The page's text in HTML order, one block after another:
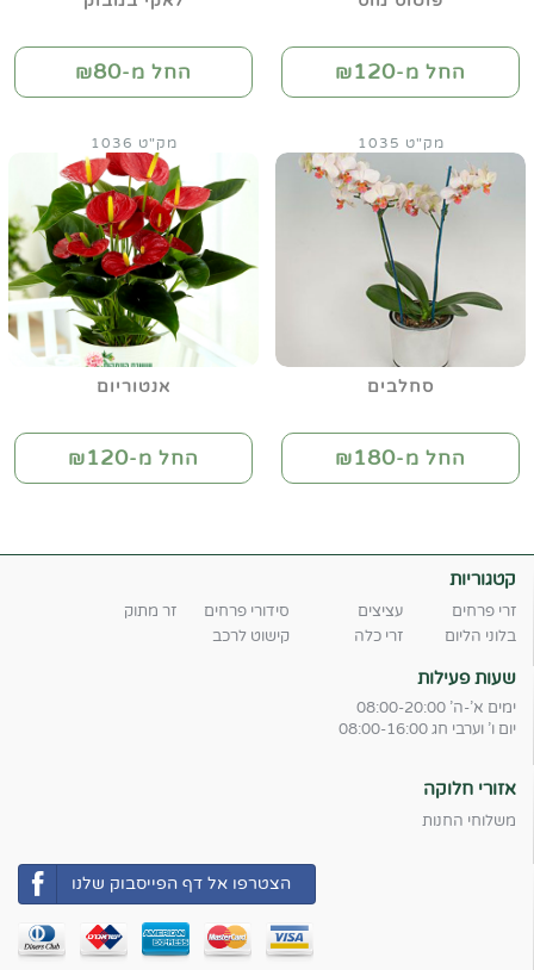
החל מ-₪120 החל מ-₪80
סחלבים
מק"ט 1035
החל מ-₪180
אנטוריום
מק"ט 1036
החל מ-₪120
קטגוריות
זרי פרחים עציצים סידורי פרחים
זר מתוק
בלוני הליום
זרי כלה קישוט לרכב
שעות פעילות
ימים א'-ה' 08:00-20:00
יום ו' וערבי חג 08:00-16:00
אזורי חלוקה
משלוחי החנות
הצטרפו אל דף הפייסבוק שלנו